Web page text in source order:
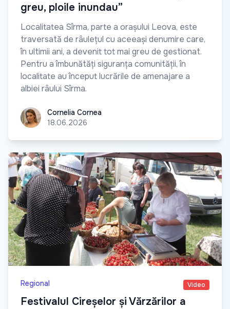
greu, ploile inundau”
Localitatea Sîrma, parte a orașului Leova, este
traversată de râulețul cu aceeași denumire care,
în ultimii ani, a devenit tot mai greu de gestionat.
Pentru a îmbunătăți siguranța comunității, în
localitate au început lucrările de amenajare a
albiei râului Sîrma.
Cornelia Cornea
Cornelia Cornea
18.06.2026
Regional Video
Festivalul Cireșelor și Vărzărilor a